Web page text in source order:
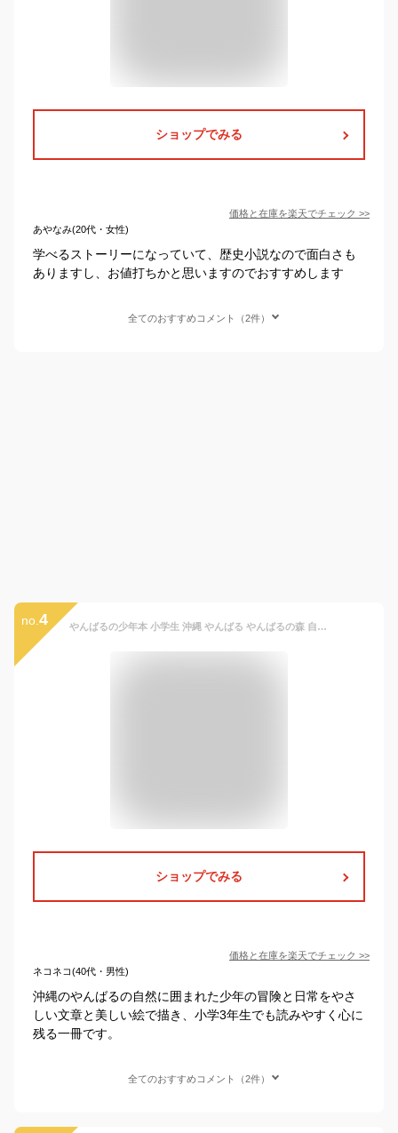
ショップでみる
価格と在庫を楽天でチェック >>
あやなみ(20代・女性)
学べるストーリーになっていて、歴史小説なので面白さも
ありますし、お値打ちかと思いますのでおすすめします
全てのおすすめコメント（2件）
no. 4 やんばるの少年本 小学生 沖縄 やんばる やんばるの森 自然 平和 子供 子ども こども 小学生 小学3年生 小学4年生 小学 中学年 向け 男子 女子 読書 図書 絵本 童心社 たじまゆきひこ 国内絵本 日本の絵本 児童書 書籍
ショップでみる
価格と在庫を楽天でチェック >>
ネコネコ(40代・男性)
沖縄のやんばるの自然に囲まれた少年の冒険と日常をやさ
しい文章と美しい絵で描き、小学3年生でも読みやすく心に
残る一冊です。
全てのおすすめコメント（2件）